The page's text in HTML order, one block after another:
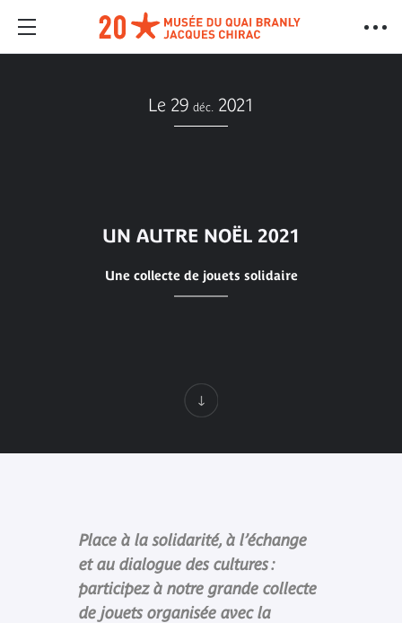
Le 29 déc. 2021
UN AUTRE NOËL 2021
Une collecte de jouets solidaire
Place à la solidarité, à l’échange
et au dialogue des cultures :
participez à notre grande collecte
de jouets organisée avec la